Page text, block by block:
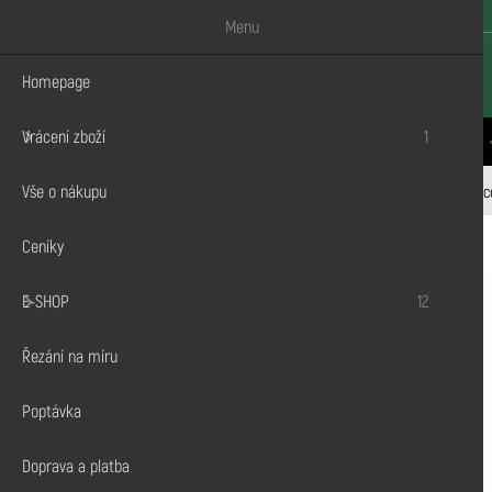
CENÍKY VŠE O NÁKUPU
Dřevodiskont.cz
Stavební řezivo
Palubky
OSB desky
Menu
Homepage
1
Vrácení zboží
Vše o nákupu
Ceníky
12
E-SHOP
Řezání na míru
Poptávka
Doprava a platba